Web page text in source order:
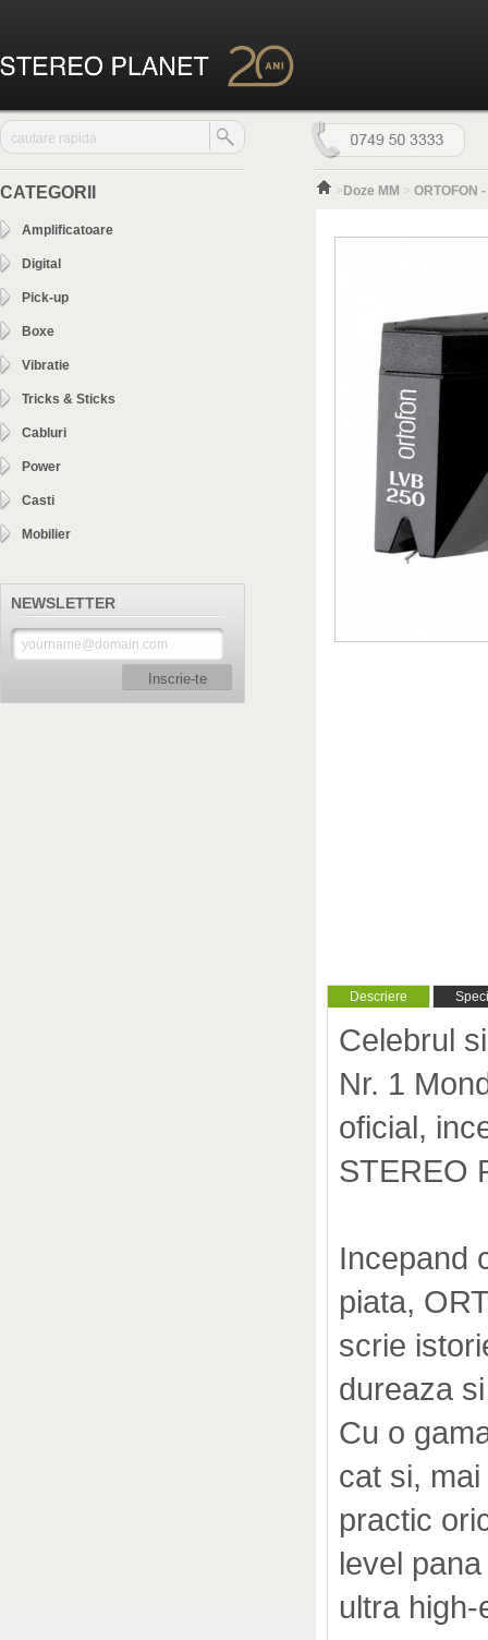
CATEGORII
Amplificatoare
Digital
Pick-up
Boxe
Vibratie
Tricks & Sticks
Cabluri
Power
Casti
Mobilier
NEWSLETTER
Inscrie-te
> Doze MM > ORTOFON
Descriere
Celebrul
Nr. 1
oficial,
STEREO
Incepand
piata,
scrie
dureaza
Cu o
cat si,
practic
level
ultra high-